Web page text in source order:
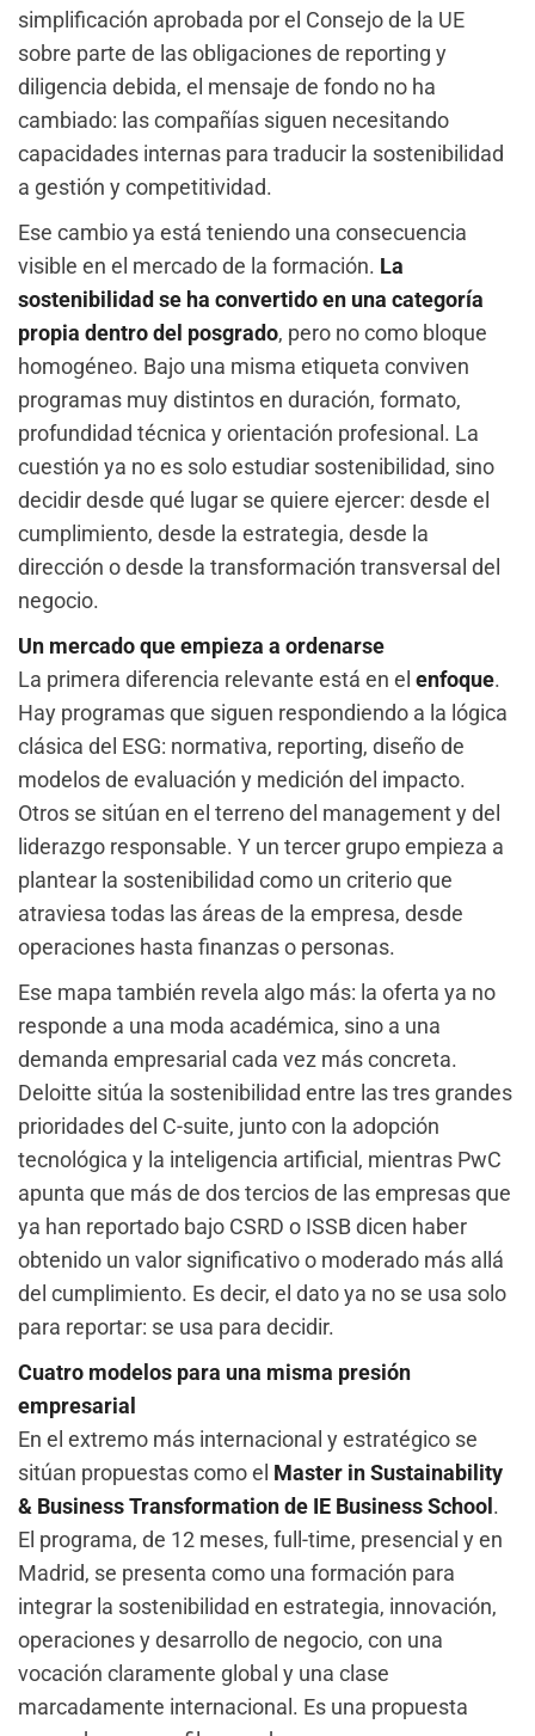
simplificación aprobada por el Consejo de la UE
sobre parte de las obligaciones de reporting y
diligencia debida, el mensaje de fondo no ha
cambiado: las compañías siguen necesitando
capacidades internas para traducir la sostenibilidad
a gestión y competitividad.
Ese cambio ya está teniendo una consecuencia
visible en el mercado de la formación. La
sostenibilidad se ha convertido en una categoría
propia dentro del posgrado, pero no como bloque
homogéneo. Bajo una misma etiqueta conviven
programas muy distintos en duración, formato,
profundidad técnica y orientación profesional. La
cuestión ya no es solo estudiar sostenibilidad, sino
decidir desde qué lugar se quiere ejercer: desde el
cumplimiento, desde la estrategia, desde la
dirección o desde la transformación transversal del
negocio.
Un mercado que empieza a ordenarse
La primera diferencia relevante está en el enfoque.
Hay programas que siguen respondiendo a la lógica
clásica del ESG: normativa, reporting, diseño de
modelos de evaluación y medición del impacto.
Otros se sitúan en el terreno del management y del
liderazgo responsable. Y un tercer grupo empieza a
plantear la sostenibilidad como un criterio que
atraviesa todas las áreas de la empresa, desde
operaciones hasta finanzas o personas.
Ese mapa también revela algo más: la oferta ya no
responde a una moda académica, sino a una
demanda empresarial cada vez más concreta.
Deloitte sitúa la sostenibilidad entre las tres grandes
prioridades del C-suite, junto con la adopción
tecnológica y la inteligencia artificial, mientras PwC
apunta que más de dos tercios de las empresas que
ya han reportado bajo CSRD o ISSB dicen haber
obtenido un valor significativo o moderado más allá
del cumplimiento. Es decir, el dato ya no se usa solo
para reportar: se usa para decidir.
Cuatro modelos para una misma presión
empresarial
En el extremo más internacional y estratégico se
sitúan propuestas como el Master in Sustainability
& Business Transformation de IE Business School.
El programa, de 12 meses, full-time, presencial y en
Madrid, se presenta como una formación para
integrar la sostenibilidad en estrategia, innovación,
operaciones y desarrollo de negocio, con una
vocación claramente global y una clase
marcadamente internacional. Es una propuesta